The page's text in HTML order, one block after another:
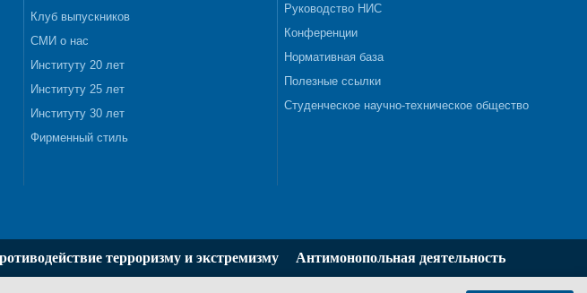
Клуб выпускников
СМИ о нас
Институту 20 лет
Институту 25 лет
Институту 30 лет
Фирменный стиль
Руководство НИС
Конференции
Нормативная база
Полезные ссылки
Студенческое научно-техническое общество
терроризму и экстремизму Антимонопольная деятельность